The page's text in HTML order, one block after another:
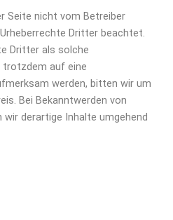
Seite nicht vom Betreiber
Dritter beachtet.
Dritter als solche
trotzdem auf eine
werden, bitten wir um
Bei Bekanntwerden von
derartige Inhalte umgehend